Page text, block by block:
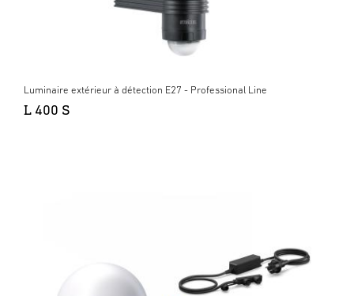
Luminaire extérieur à détection E27 - Professional Line
L 400 S